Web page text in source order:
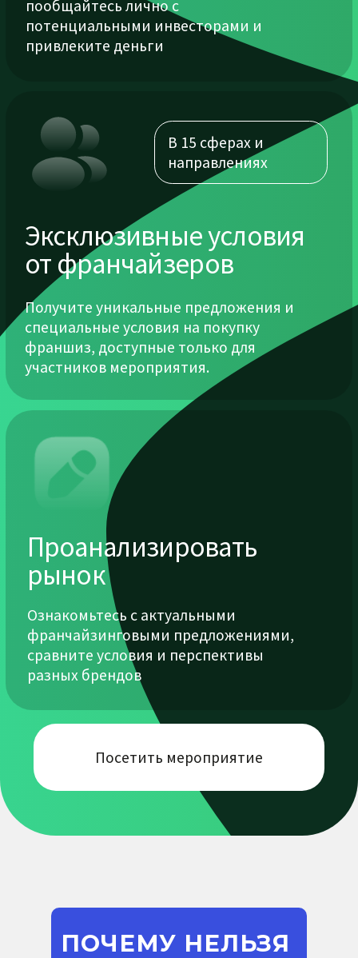
ПОЧЕМУ НЕЛЬЗЯ
Направления
выставки
интеграторы,
IT и
Медицина,
здравоохранение
Образовательный
бизнес
и отельный
бизнес
Производство и
логистика
Ритейл
и E-commerce
бухгалтерский
Коммерческая
маркетинговые
агенства
инвестиционные
фонды